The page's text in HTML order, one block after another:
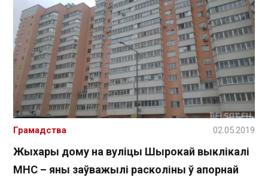
Жыхары дому на вуліцы Шырокай выклікалі
МНС – яны заўважылі расколіны ў апорнай
Грамадства 02.05.2019